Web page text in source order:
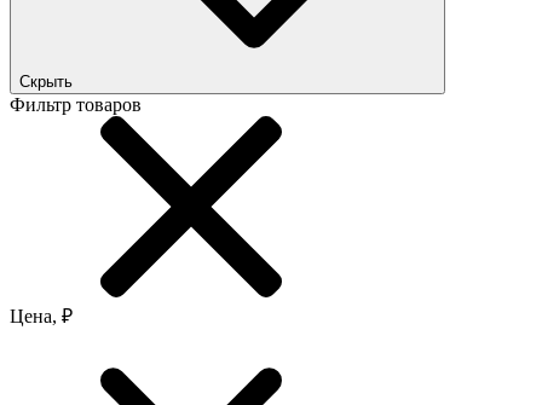
Скрыть
Фильтр товаров
Цена, ₽